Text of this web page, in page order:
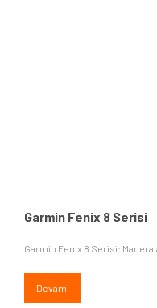
Garmin Fenix 8 Serisi
Garmin Fenix 8 Serisi:
Devamı